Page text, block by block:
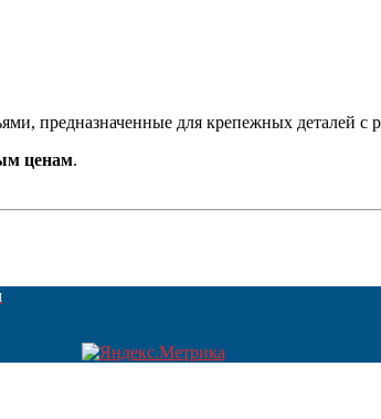
предназначенные для крепежных деталей с
ценам.